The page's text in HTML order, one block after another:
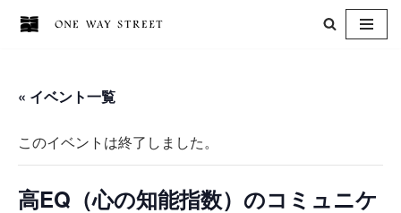
テ
ツ
へ
ス
« イベント一覧
このイベントは終了しました。
高EQ（心の知能指数）のコミュニケ